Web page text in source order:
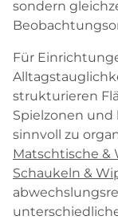
sondern
Für
strukturieren
Spielzonen und
sinnvoll zu
Matschtische &
Schaukeln &